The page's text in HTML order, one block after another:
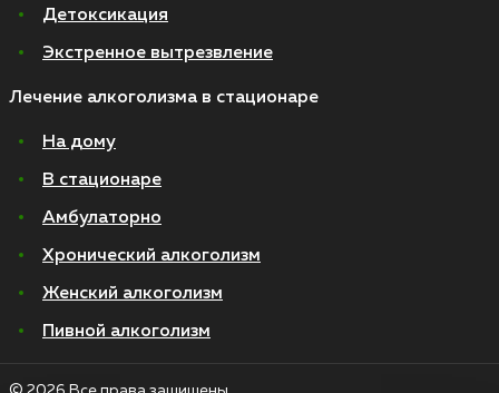
Детоксикация
Экстренное вытрезвление
Лечение алкоголизма в стационаре
На дому
В стационаре
Амбулаторно
Хронический алкоголизм
Женский алкоголизм
Пивной алкоголизм